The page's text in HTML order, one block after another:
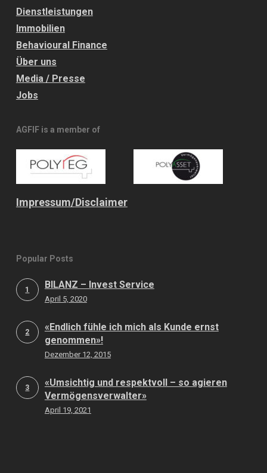
Dienstleistungen
Immobilien
Behavioural Finance
Über uns
Media / Presse
Jobs
AGFIF is a member of
Impressum/Disclaimer
Popular Posts
1 BILANZ – Invest Service
April 5, 2020
2
«Endlich fühle ich mich als Kunde ernst
genommen»!
Dezember 12, 2015
3
«Umsichtig und respektvoll – so agieren
Vermögensverwalter»
April 19, 2021